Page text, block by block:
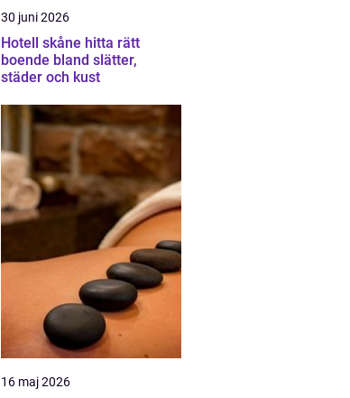
30 juni 2026
Hotell skåne hitta rätt
boende bland slätter,
städer och kust
16 maj 2026